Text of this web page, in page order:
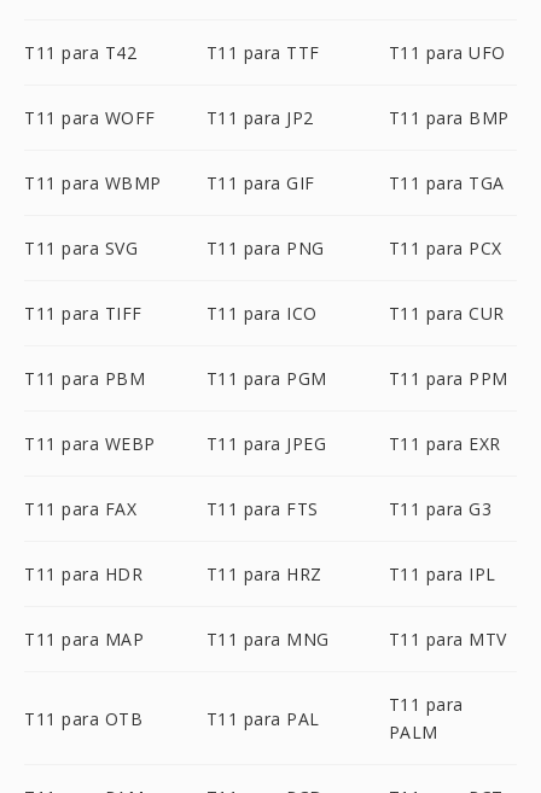
T11 para T42 T11 para TTF T11 para UFO
T11 para WOFF T11 para JP2 T11 para BMP
T11 para WBMP T11 para GIF T11 para TGA
T11 para SVG T11 para PNG T11 para PCX
T11 para TIFF T11 para ICO T11 para CUR
T11 para PBM T11 para PGM T11 para PPM
T11 para WEBP T11 para JPEG T11 para EXR
T11 para FAX T11 para FTS T11 para G3
T11 para HDR T11 para HRZ T11 para IPL
T11 para MAP T11 para MNG T11 para MTV
T11 para OTB T11 para PAL
T11 para
PALM